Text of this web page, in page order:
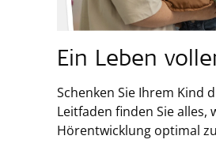
Ein Leben
Schenken Sie Ihrem Kind
Leitfaden finden Sie alles,
Hörentwicklung optimal